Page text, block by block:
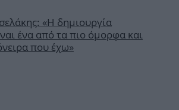
«Η δημιουργία
ένα από τα πιο όμορφα και
που έχω»